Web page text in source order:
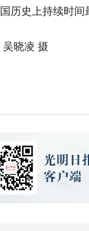
历史上持续时间
晓凌 摄